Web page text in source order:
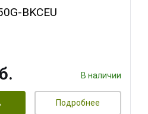
BKCEU
В наличии
Подробнее